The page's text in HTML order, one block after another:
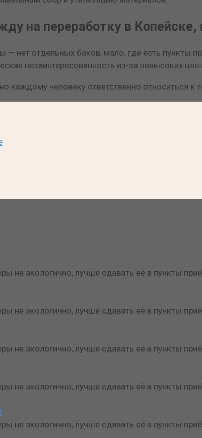
на переработку в
— нет отдельных баков, мало, где есть пункты
незаинтересованность из-за невысоких цен
каждому человеку ответственно относиться
не экологично, лучше сдавать её в пункты
не экологично, лучше сдавать её в пункты
не экологично, лучше сдавать её в пункты
не экологично, лучше сдавать её в пункты
не экологично, лучше сдавать её в пункты